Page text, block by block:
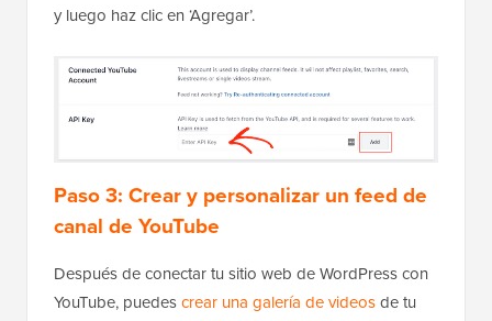
y luego haz clic en ‘Agregar’.
Paso 3: Crear y personalizar un feed de
canal de YouTube
Después de conectar tu sitio web de WordPress con
YouTube, puedescrear una galería de videosde tu